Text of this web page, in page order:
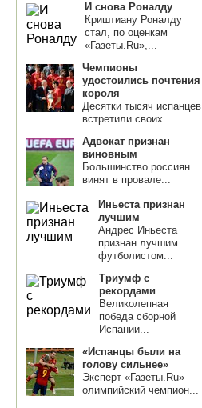
И снова Роналду
Криштиану Роналду
стал, по оценкам
«Газеты.Ru»,...
Чемпионы
удостоились почтения
короля
Десятки тысяч испанцев
встретили своих...
Адвокат признан
виновным
Большинство россиян
винят в провале...
Иньеста признан
лучшим
Андрес Иньеста
признан лучшим
футболистом...
Триумф с
рекордами
Великолепная
победа сборной
Испании...
«Испанцы были на
голову сильнее»
Эксперт «Газеты.Ru»
олимпийский чемпион...